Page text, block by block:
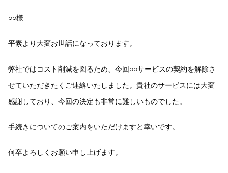
○○様
平素より大変お世話になっております。
弊社ではコスト削減を図るため、今回○○サービスの契約を解除さ
せていただきたくご連絡いたしました。貴社のサービスには大変
感謝しており、今回の決定も非常に難しいものでした。
手続きについてのご案内をいただけますと幸いです。
何卒よろしくお願い申し上げます。